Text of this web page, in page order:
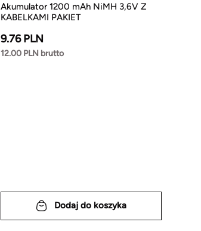
Akumulator 1200 mAh NiMH 3,6V Z
KABELKAMI PAKIET
9.76 PLN
12.00 PLN brutto
Dodaj do koszyka